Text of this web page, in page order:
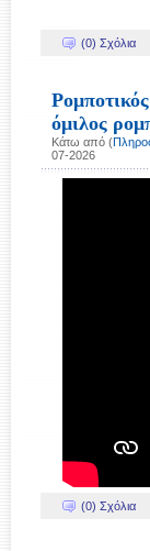
(0) Σχόλια
όμιλος
Κάτω από (
07-2026
(0) Σχόλια